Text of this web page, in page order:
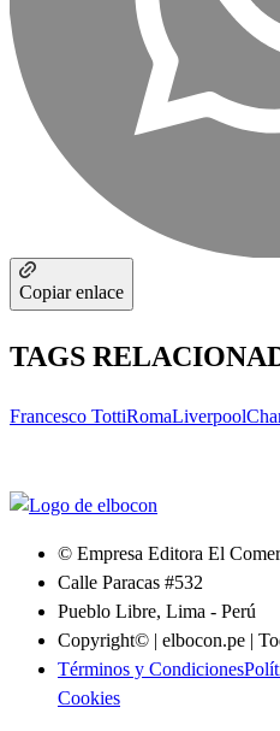
Copiar enlace
TAGS
Francesco TottiRomaLiverpool
© Empresa Editora El
Calle Paracas #532
Pueblo Libre, Lima - Perú
Copyright© | elbocon.pe |
Términos y Condiciones
Cookies